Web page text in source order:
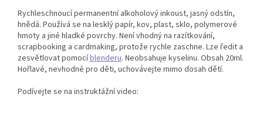
Rychleschnoucí permanentní alkoholový inkoust, jasný odstín,
hnědá. Používá se na lesklý papír, kov, plast, sklo, polymerové
hmoty a jiné hladké povrchy. Není vhodný na razítkování,
scrapbooking a cardmaking, protože rychle zaschne. Lze ředit a
zesvětlovat pomocíblenderu. Neobsahuje kyselinu. Obsah 20ml.
Hořlavé, nevhodné pro děti, uchovávejte mimo dosah dětí.
Podívejte se na instruktážní video: